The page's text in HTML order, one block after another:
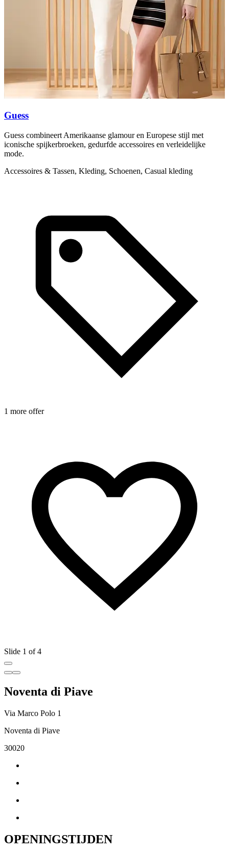
Guess
Guess combineert Amerikaanse glamour en Europese stijl met
iconische spijkerbroeken, gedurfde accessoires en verleidelijke
mode.
Accessoires & Tassen, Kleding, Schoenen, Casual kleding
1 more offer
Slide 1 of 4
Noventa di Piave
Via Marco Polo 1
Noventa di Piave
30020
OPENINGSTIJDEN